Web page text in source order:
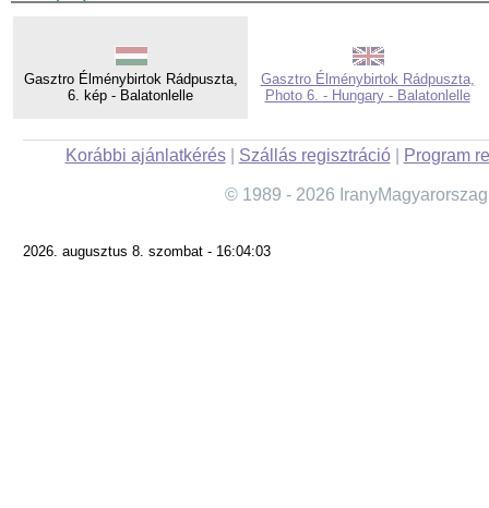
Gasztro Élménybirtok Rádpuszta,
6. kép - Balatonlelle
Gasztro Élménybirtok Rádpuszta,
Photo 6. - Hungary - Balatonlelle
Korábbi ajánlatkérés| Szállás regisztráció| Program
© 1989 - 2026
2026. augusztus 8. szombat - 16:04:03